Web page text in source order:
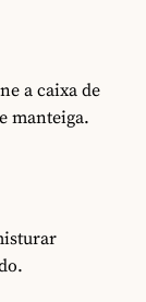
a caixa de
manteiga.